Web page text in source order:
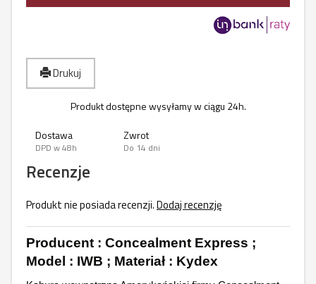
Drukuj
Produkt dostępne wysyłamy w ciągu 24h.
Dostawa
DPD w 48h
Zwrot
Do 14 dni
Recenzje
Produkt nie posiada recenzji.Dodaj recenzję
Producent : Concealment Express ;
Model : IWB ; Materiał : Kydex